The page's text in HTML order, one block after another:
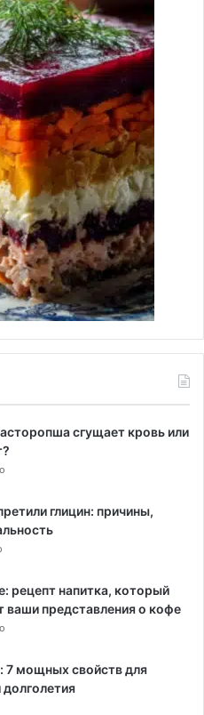
сгущает кровь или
глицин: причины,
рецепт напитка, который
ваши представления о кофе
7 мощных свойств для